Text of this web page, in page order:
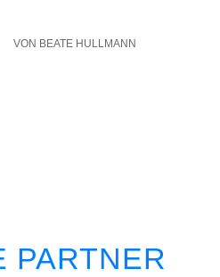
VON BEATE HULLMANN
PARTNER